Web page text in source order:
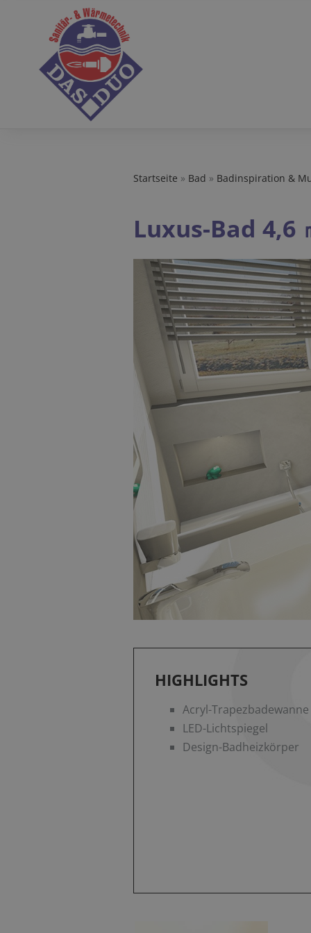
Startseite » Bad » Badinspiration &
Luxus-Bad 4,6
HIGHLIGHTS
Acryl-Trapezbadewanne
LED-Lichtspiegel
Design-Badheizkörper